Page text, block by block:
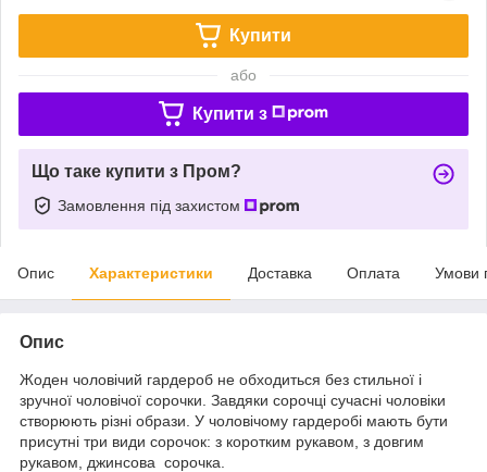
Купити
або
Купити з
Що таке купити з Пром?
Замовлення під захистом
Опис Характеристики Доставка Оплата Умови
Опис
Жоден чоловічий гардероб не обходиться без стильної і
зручної чоловічої сорочки. Завдяки сорочці сучасні чоловіки
створюють різні образи. У чоловічому гардеробі мають бути
присутні три види сорочок: з коротким рукавом, з довгим
рукавом, джинсова сорочка.